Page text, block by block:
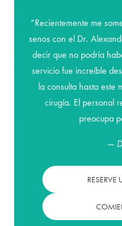
“Recientemente me
senos con el Dr.
decir que no podría
servicio fue increíble
la consulta hasta este
cirugía. El personal
preocupa
—